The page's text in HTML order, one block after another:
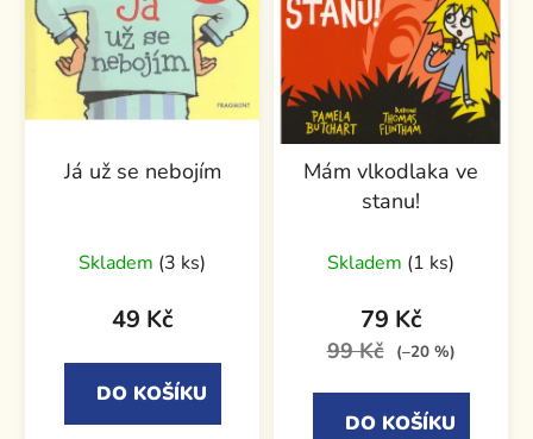
Já už se nebojím
Skladem (3 ks)
49 Kč
DO KOŠÍKU
Mám vlkodlaka ve
stanu!
Skladem (1 ks)
79 Kč
99 Kč (–20 %)
DO KOŠÍKU